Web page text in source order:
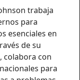
trabaja
para
esenciales en
de su
colabora con
para